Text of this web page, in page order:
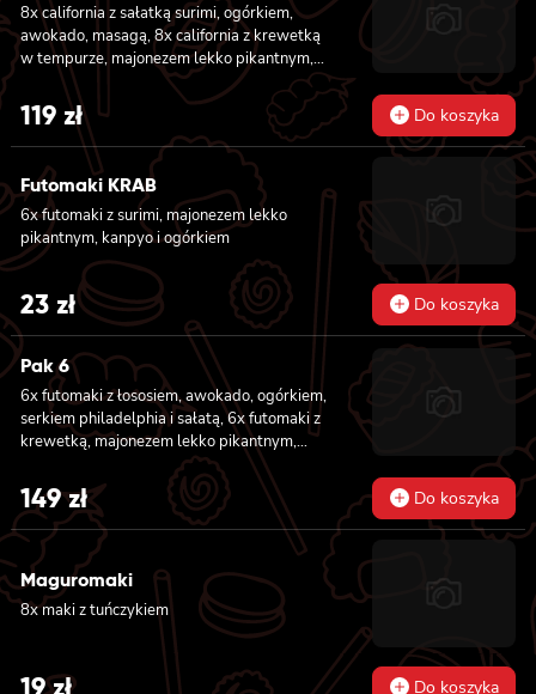
8x california z sałatką surimi, ogórkiem,
awokado, masagą, 8x california z krewetką
w tempurze, majonezem lekko pikantnym,
ogórkiem, sezamem i masago, 6x futomaki z
tuńczykiem, majonezem lekko pikantnym,
awokado, ogórkiem i sałatą, 6x futomaki z
pieczonym łososiem, ogórkiem, majonezem
lekko pikantnym, masago i sałatą, 6x
futomaki z krewetką w tempurze, ogórkiem,
sałatą i majonezem lekko pikantnym, 8x maki
z kanpyo
119 zł Do koszyka
Futomaki KRAB
6x futomaki z surimi, majonezem lekko
pikantnym, kanpyo i ogórkiem
23 zł Do koszyka
Pak 6
6x futomaki z łososiem, awokado, ogórkiem,
serkiem philadelphia i sałatą, 6x futomaki z
krewetką, majonezem lekko pikantnym,
ogórkiem i sałatą, 6x futomaki z tatarem z
łososia lekko pikantnym, ogórkiem, awokado,
kanpyo, sałatą, masago, szczepiorek, sezam,
8x hosomaki z łososiem, 8x california z
krewetką w tempurze, majonezem lekko
pikantnym, ogórkiem, sezamem i masago, 8x
california z łososiem, ogórkiem, serkiem
philadelphia, awokado i masago
149zł Do koszyka
Maguromaki
8x maki z tuńczykiem
19zł Do koszyka